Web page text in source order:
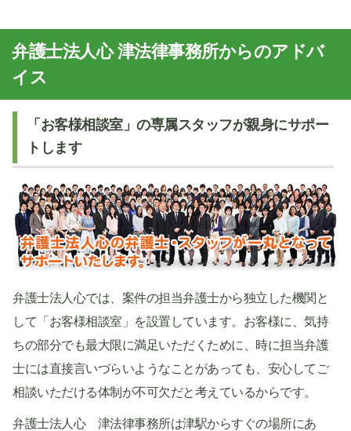
弁護士法人心 津法律事務所からのアドバ
イス
「お客様相談室」の専属スタッフが親身にサポー
トします
弁護士法人心では、案件の担当弁護士から独立した機関と
して「お客様相談室」を設置しています。お客様に、気持
ちの部分でも最大限に満足いただくために、時に担当弁護
士には直接言いづらいようなことがあっても、安心してご
相談いただける体制が不可欠だと考えているからです。
弁護士法人心 津法律事務所は津駅からすぐの場所にあ